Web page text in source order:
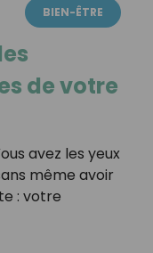
BIEN-ÊTRE
de votre
avez les yeux
même avoir
: votre